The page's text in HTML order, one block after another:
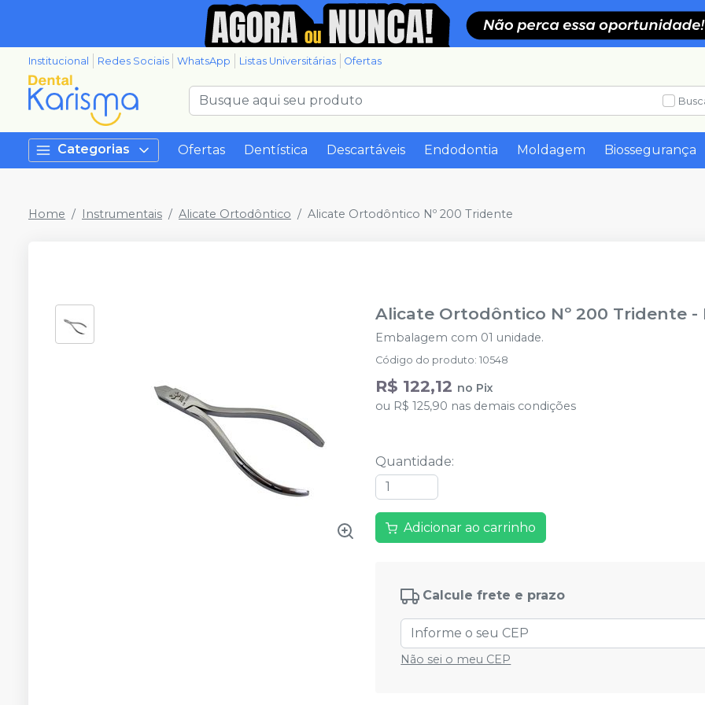
Institucional Redes Sociais WhatsApp Listas Universitárias Ofertas
Categorias Ofertas Dentística Descartáveis Endodontia Moldagem Biossegurança
Home Instrumentais Alicate Ortodôntico Alicate Ortodôntico Nº 200 Tridente
Alicate Ortodôntico Nº 200 Tridente -
Embalagem com 01 unidade.
Código do produto:10548
R$ 122,12 no Pix
ou R$ 125,90 nas demais condições
Quantidade:
Adicionar ao carrinho
Calcule frete e prazo
Não sei o meu CEP